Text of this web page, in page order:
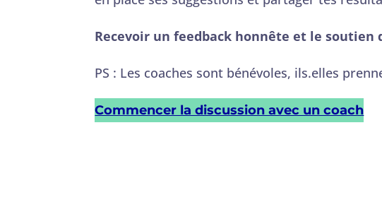
Recevoir un feedback honnête et le soutien
PS : Les coaches sont bénévoles, ils.elles
Commencer la discussion avec un coach